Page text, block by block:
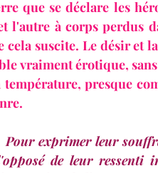
que se déclare les
l'autre à corps perdus
suscite. Le désir et
vraiment érotique,
presque
Pour exprimer leur
de leur ressenti